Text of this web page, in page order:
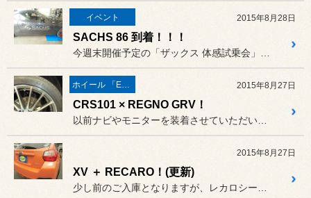
イベント 2015年8月28日
SACHS 86 到着！！！
ホイール 「ECOFORME」 2015年8月27日
CRS101 × REGNO GRV！
2015年8月27日
XV ＋ RECARO！(更新)